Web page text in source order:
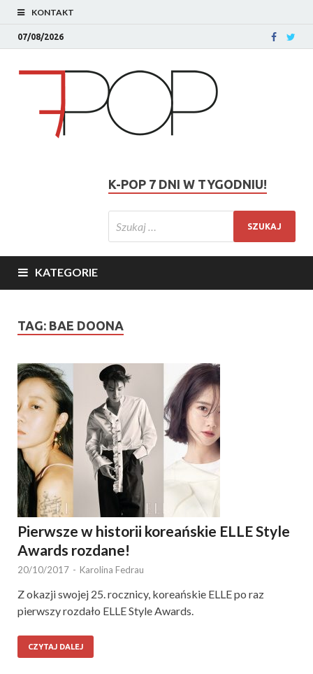
KONTAKT
07/08/2026
K-POP 7 DNI W TYGODNIU!
KATEGORIE
TAG: BAE DOONA
Pierwsze w historii koreańskie ELLE Style
Awards rozdane!
20/10/2017 - Karolina Fedrau
Z okazji swojej 25. rocznicy, koreańskie ELLE po raz
pierwszy rozdało ELLE Style Awards.
CZYTAJ DALEJ